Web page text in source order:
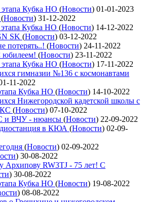
этапа Кубка НО (Новости) 01-01-2023
(Новости) 31-12-2022
этапа Кубка НО (Новости) 14-12-2022
SK (Новости) 03-12-2022
потерять..! (Новости) 24-11-2022
юбилеем! (Новости) 23-11-2022
этапа Кубка НО (Новости) 17-11-2022
гимназии №136 с космонавтами
11-2022
Кубка НО (Новости) 14-10-2022
Нижегородской кадетской школы с
(Новости) 07-10-2022
и ВЧУ - нюансы (Новости) 22-09-2022
в КЮА (Новости) 02-09-
(Новости) 02-09-2022
) 30-08-2022
Архипову RW3TJ - 75 лет! С
) 30-08-2022
Кубка НО (Новости) 19-08-2022
) 08-08-2022